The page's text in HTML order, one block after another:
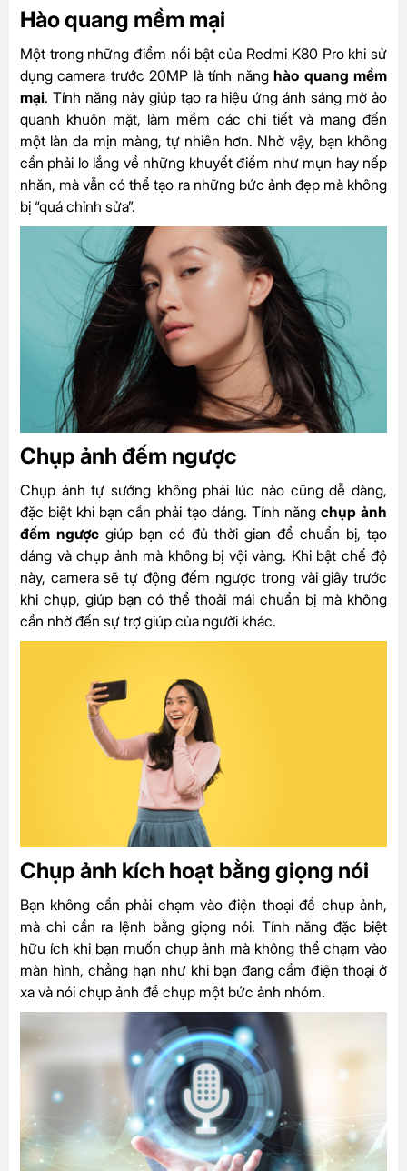
Hào quang mềm mại
Một trong những điểm nổi bật của Redmi K80 Pro khi sử
dụng camera trước 20MP là tính nănghào quang mềm
mại. Tính năng này giúp tạo ra hiệu ứng ánh sáng mờ ảo
quanh khuôn mặt, làm mềm các chi tiết và mang đến
một làn da mịn màng, tự nhiên hơn. Nhờ vậy, bạn không
cần phải lo lắng về những khuyết điểm như mụn hay nếp
nhăn, mà vẫn có thể tạo ra những bức ảnh đẹp mà không
bị “quá chỉnh sửa”.
Chụp ảnh đếm ngược
Chụp ảnh tự sướng không phải lúc nào cũng dễ dàng,
đặc biệt khi bạn cần phải tạo dáng. Tính năng chụp ảnh
đếm ngược giúp bạn có đủ thời gian để chuẩn bị, tạo
dáng và chụp ảnh mà không bị vội vàng. Khi bật chế độ
này, camera sẽ tự động đếm ngược trong vài giây trước
khi chụp, giúp bạn có thể thoải mái chuẩn bị mà không
cần nhờ đến sự trợ giúp của người khác.
Chụp ảnh kích hoạt bằng giọng nói
Bạn không cần phải chạm vào điện thoại để chụp ảnh,
mà chỉ cần ra lệnh bằng giọng nói. Tính năng đặc biệt
hữu ích khi bạn muốn chụp ảnh mà không thể chạm vào
màn hình, chẳng hạn như khi bạn đang cầm điện thoại ở
xa và nói chụp ảnh để chụp một bức ảnh nhóm.